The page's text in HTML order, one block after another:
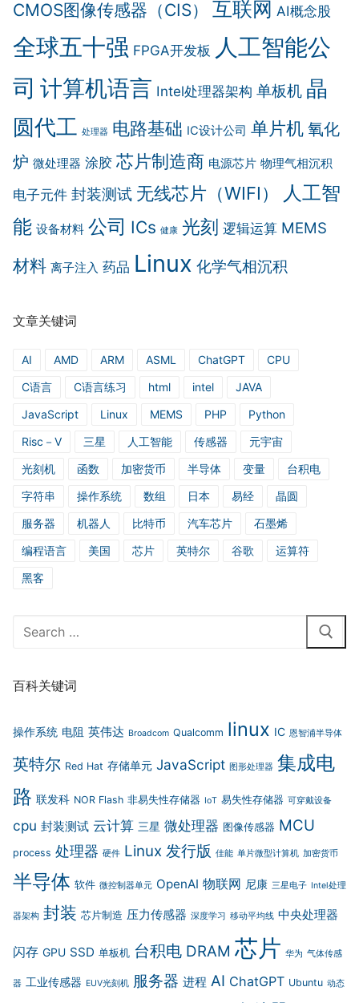
CMOS图像传感器（CIS） 互联网 AI概念股
全球五十强 FPGA开发板 人工智能公
司 计算机语言 Intel处理器架构 单板机 晶
圆代工 处理器 电路基础 IC设计公司 单片机 氧化
炉 微处理器 涂胶 芯片制造商 电源芯片 物理气相沉积
电子元件 封装测试 无线芯片（WIFI）
人工智
能 设备材料 公司 ICs 健康 光刻 逻辑运算 MEMS
材料 离子注入 药品 Linux 化学气相沉积
文章关键词
AI AMD ARM ASML ChatGPT
CPU
C语言
C语言练习 html intel
JAVA
JavaScript
Linux MEMS PHP
Python
Risc－V
三星 人工智能 传感器
元宇宙
光刻机
函数 加密货币 半导体 变量
台积电
字符串
操作系统 数组 日本 易经
晶圆
服务器
机器人 比特币 汽车芯片
石墨烯
编程语言
美国 芯片 英特尔 谷歌
运算符
黑客
Search
百科关键词
操作系统 电阻 英伟达 Broadcom Qualcomm linux IC 恩智浦半导体
英特尔 Red Hat 存储单元 JavaScript 图形处理器 集成电
路 联发科 NOR Flash 非易失性存储器 IoT 易失性存储器 可穿戴设备
cpu 封装测试 云计算 三星 微处理器 图像传感器 MCU
process 处理器 硬件 Linux 发行版 佳能 单片微型计算机 加密货币
半导体 软件 微控制器单元 OpenAI 物联网 尼康 三星电子 Intel处理
器架构 封装 芯片制造 压力传感器 深度学习 移动平均线 中央处理器
闪存 GPU SSD 单板机 台积电 DRAM 芯片 华为 气体传感
器 工业传感器 EUV光刻机 服务器 进程 AI ChatGPT Ubuntu 动态